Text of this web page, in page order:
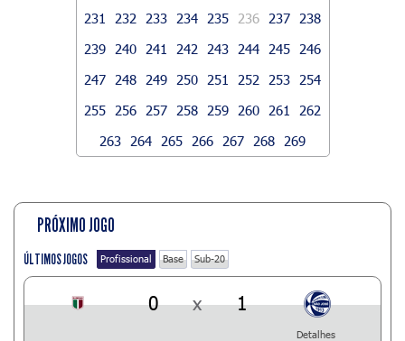
231
232 233 234 235 236 237
238
239
240 241 242 243 244 245
246
247
248 249 250 251 252 253
254
255
256 257 258 259 260 261
262
263
264 265 266 267 268 269
PRÓXIMO JOGO
ÚLTIMOS JOGOS Profissional Base Sub-20
0 x 1
Detalhes